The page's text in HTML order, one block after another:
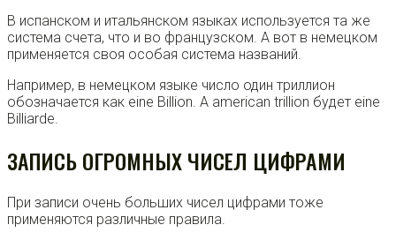
В испанском и итальянском языках используется та же
система счета, что и во французском. А вот в немецком
применяется своя особая система названий.
Например, в немецком языке число один триллион
обозначается как eine Billion. А american trillion будет eine
Billiarde.
ЗАПИСЬ ОГРОМНЫХ ЧИСЕЛ ЦИФРАМИ
При записи очень больших чисел цифрами тоже
применяются различные правила.